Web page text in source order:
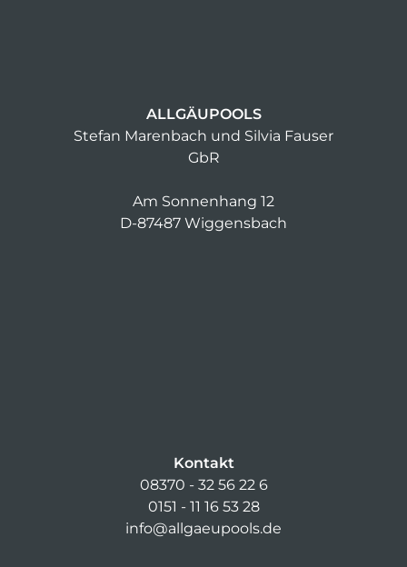
ALLGÄUPOOLS
Stefan Marenbach und Silvia Fauser
GbR
Am Sonnenhang 12
D-87487 Wiggensbach
Kontakt
08370 - 32 56 22 6
0151 - 11 16 53 28
info@allgaeupools.de